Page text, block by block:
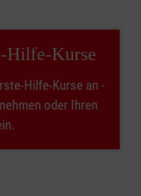
Hilfe-Kurse
Hilfe-Kurse an -
oder Ihren